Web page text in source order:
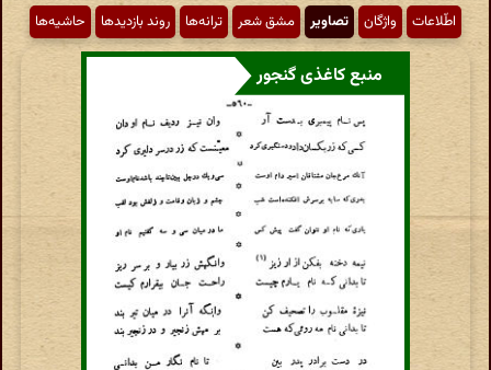
اطّلاعات واژگان تصاویر مشق شعر ترانه‌ها روند بازدیدها حاشیه‌ها
منبع کاغذی گنجور